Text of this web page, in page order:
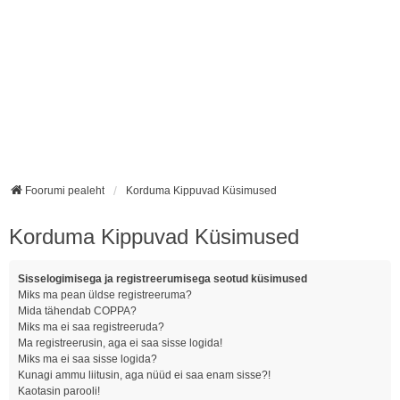
Foorumi pealeht Korduma Kippuvad Küsimused
Korduma Kippuvad Küsimused
Sisselogimisega ja registreerumisega seotud küsimused
Miks ma pean üldse registreeruma?
Mida tähendab COPPA?
Miks ma ei saa registreeruda?
Ma registreerusin, aga ei saa sisse logida!
Miks ma ei saa sisse logida?
Kunagi ammu liitusin, aga nüüd ei saa enam sisse?!
Kaotasin parooli!